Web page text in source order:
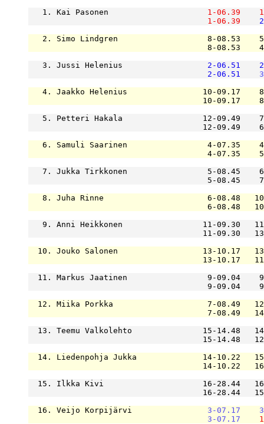
   1. Kai Pasonen
1-06.39
1-06.39
2. Simo Lindgren                   8-08.53
8-08.53
   3. Jussi Helenius
2-06.51
2-06.51
4. Jaakko Helenius                10-09.17
10-09.17
5. Petteri Hakala                 12-09.49
12-09.49
6. Samuli Saarinen                 4-07.35
4-07.35
7. Jukka Tirkkonen                 5-08.45
5-08.45
8. Juha Rinne                      6-08.48
6-08.48
9. Anni Heikkonen                 11-09.30
11-09.30
10. Jouko Salonen                  13-10.17
13-10.17
11. Markus Jaatinen                 9-09.04
9-09.04
12. Miika Porkka                    7-08.49
7-08.49
13. Teemu Valkolehto               15-14.48
15-14.48
14. Liedenpohja Jukka              14-10.22
14-10.22
15. Ilkka Kivi                     16-28.44
16-28.44
  16. Veijo Korpijärvi
3-07.17
3-07.17